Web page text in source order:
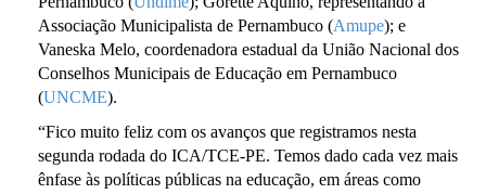
Associação Municipalista de Pernambuco (Amupe); e
Vaneska Melo, coordenadora estadual da União Nacional dos
Conselhos Municipais de Educação em Pernambuco
(UNCME).
“Fico muito feliz com os avanços que registramos nesta
segunda rodada do ICA/TCE-PE. Temos dado cada vez mais
ênfase às políticas públicas na educação, em áreas como